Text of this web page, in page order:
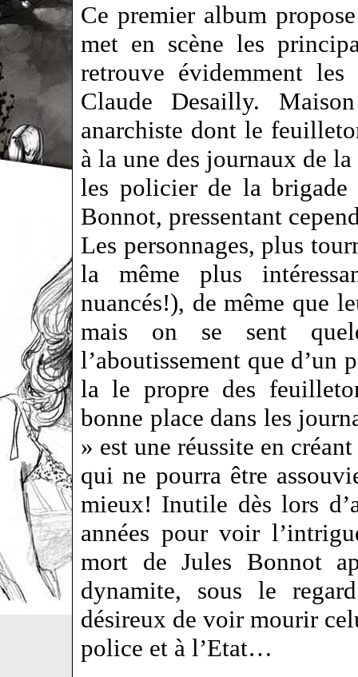
Ce premier album
met en scène les
retrouve évidemment
Claude Desailly.
anarchiste dont le
à la une des journaux de
les policier de la
Bonnot, pressentant
Les personnages, plus
la même plus
nuancés!), de même que
mais on se sent
l’aboutissement que d’un
la le propre des
bonne place dans les
» est une réussite en
qui ne pourra être
mieux! Inutile dès lors
années pour voir
mort de Jules Bonnot
dynamite, sous le
désireux de voir mourir
police et à l’Etat…